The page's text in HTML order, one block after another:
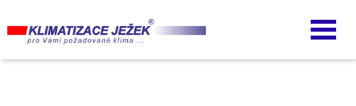
hlavnímu
obsahu